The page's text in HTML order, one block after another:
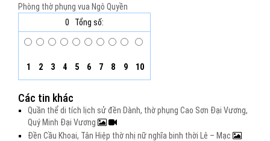
Phòng thờ phụng vua Ngô Quyền
0
Tổng số:
1 2 3 4 5 6 7 8 9 10
Các tin khác
Quần thể di tích lịch sử đền Dành, thờ phụng Cao Sơn Đại Vương,
Quý Minh Đại Vương
Đền Cầu Khoai, Tân Hiệp thờ nhị nữ nghĩa binh thời Lê – Mạc